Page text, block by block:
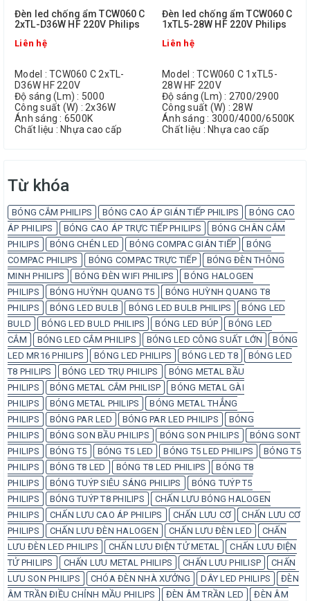
Đèn led chống ẩm TCW060 C
2xTL-D36W HF 220V Philips
Liên hệ
Model : TCW060 C 2xTL-
D36W HF 220V
Độ sáng (Lm) : 5000
Công suất (W) : 2x36W
Ánh sáng : 6500K
Chất liệu : Nhựa cao cấp
Đèn led chống ẩm TCW060 C
1xTL5-28W HF 220V Philips
Liên hệ
Model : TCW060 C 1xTL5-
28W HF 220V
Độ sáng (Lm) : 2700/2900
Công suất (W) : 28W
Ánh sáng : 3000/4000/6500K
Chất liệu : Nhựa cao cấp
Từ khóa
BÓNG CẮM PHILIPS BÓNG CAO ÁP GIÁN TIẾP PHILIPS
BÓNG CAO
ÁP PHILIPS
BÓNG CAO ÁP TRỰC TIẾP PHILIPS
BÓNG CHÂN CẮM
PHILIPS
BÓNG CHÉN LED BÓNG COMPAC GIÁN TIẾP
BÓNG
COMPAC PHILIPS
BÓNG COMPAC TRỰC TIẾP
BÓNG ĐÈN THÔNG
MINH PHILIPS
BÓNG ĐÈN WIFI PHILIPS
BÓNG HALOGEN
PHILIPS
BÓNG HUỲNH QUANG T5
BÓNG HUỲNH QUANG T8
PHILIPS
BÓNG LED BULB BÓNG LED BULB PHILIPS
BÓNG LED
BULD
BÓNG LED BULD PHILIPS BÓNG LED BÚP
BÓNG LED
CẮM
BÓNG LED CẮM PHILIPS BÓNG LED CÔNG SUẤT LỚN
BÓNG
LED MR16 PHILIPS
BÓNG LED PHILIPS BÓNG LED T8
BÓNG LED
T8 PHILIPS
BÓNG LED TRỤ PHILIPS
BÓNG METAL BẦU
PHILIPS
BÓNG METAL CẮM PHILISP
BÓNG METAL GÀI
PHILIPS
BÓNG METAL PHILIPS
BÓNG METAL THẲNG
PHILIPS
BÓNG PAR LED BÓNG PAR LED PHILIPS
BÓNG
PHILIPS
BÓNG SON BẦU PHILIPS BÓNG SON PHILIPS
BÓNG SONT
PHILIPS
BÓNG T5 BÓNG T5 LED BÓNG T5 LED PHILIPS
BÓNG T5
PHILIPS
BÓNG T8 LED BÓNG T8 LED PHILIPS
BÓNG T8
PHILIPS
BÓNG TUÝP SIÊU SÁNG PHILIPS
BÓNG TUÝP T5
PHILIPS
BÓNG TUÝP T8 PHILIPS
CHẤN LƯU BÓNG HALOGEN
PHILIPS
CHẤN LƯU CAO ÁP PHILIPS CHẤN LƯU CƠ
CHẤN LƯU CƠ
PHILIPS
CHẤN LƯU ĐÈN HALOGEN CHẤN LƯU ĐÈN LED
CHẤN
LƯU ĐÈN LED PHILIPS
CHẤN LƯU ĐIỆN TỬ METAL
CHẤN LƯU ĐIỆN
TỬ PHILIPS
CHẤN LƯU METAL PHILIPS CHẤN LƯU PHILISP
CHẤN
LƯU SON PHILIPS
CHÓA ĐÈN NHÀ XƯỞNG DÂY LED PHILIPS
ĐÈN
ÂM TRẦN ĐIỀU CHỈNH MẦU PHILIPS
ĐÈN ÂM TRẦN LED
ĐÈN ÂM